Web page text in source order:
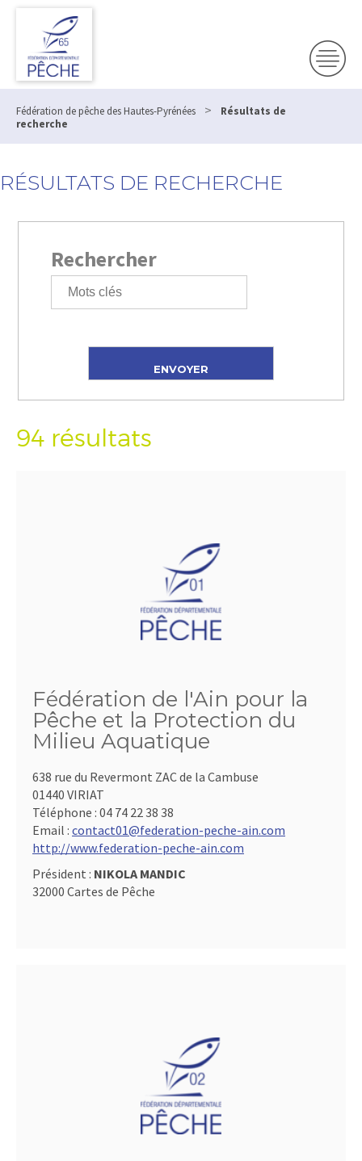
Fédération de pêche des Hautes-Pyrénées >
Résultats de
recherche
RÉSULTATS DE RECHERCHE
Rechercher
94 résultats
Fédération de l'Ain pour la
Pêche et la Protection du
Milieu Aquatique
638 rue du Revermont ZAC de la Cambuse
01440 VIRIAT
Téléphone : 04 74 22 38 38
Email : contact01@federation-peche-ain.com
http://www.federation-peche-ain.com
Président : NIKOLA MANDIC
32000 Cartes de Pêche